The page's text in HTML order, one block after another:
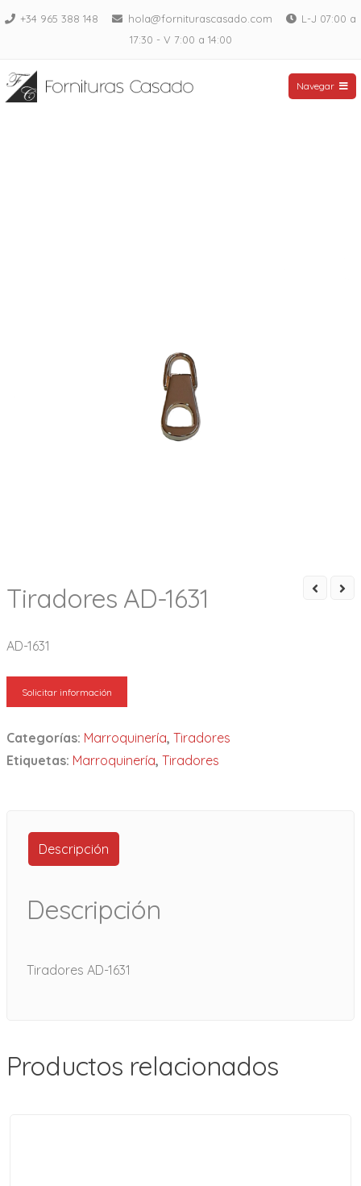
Saltar+34 965 388 148 hola@forniturascasado.com
L-J 07:00 a
17:30 - V 7:00 a 14:00
Fornituras Casado
Navegar
Tiradores AD-1631
AD-1631
Solicitar información
Categorías: Marroquinería, Tiradores
Etiquetas: Marroquinería, Tiradores
Descripción
Descripción
Tiradores AD-1631
Productos relacionados